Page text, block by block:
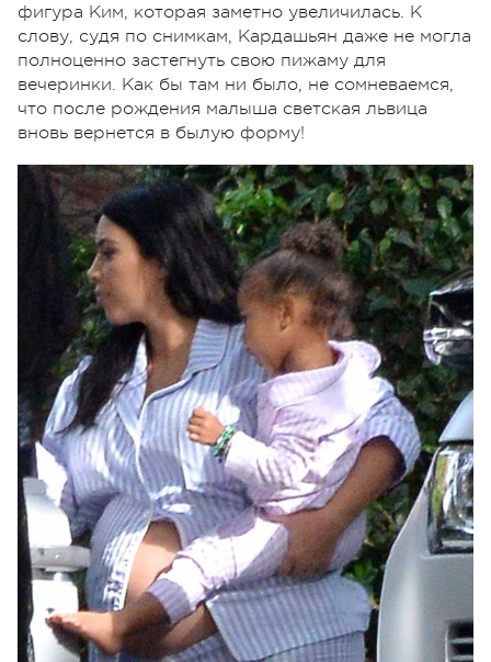
фигура Ким, которая заметно увеличилась. К
слову, судя по снимкам, Кардашьян даже не могла
полноценно застегнуть свою пижаму для
вечеринки. Как бы там ни было, не сомневаемся,
что после рождения малыша светская львица
вновь вернется в былую форму!